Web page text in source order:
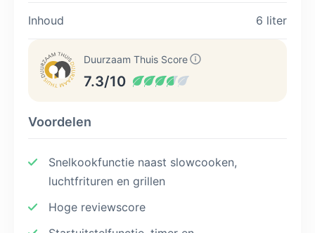
Inhoud 6 liter
Duurzaam Thuis Score
7.3/10
Voordelen
Snelkookfunctie naast slowcooken,
luchtfrituren en grillen
Hoge reviewscore